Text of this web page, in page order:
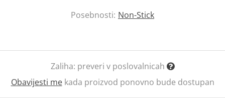
Posebnosti: Non-Stick
Zaliha: preveri v poslovalnicah
Obavijesti mekada proizvod ponovno bude dostupan